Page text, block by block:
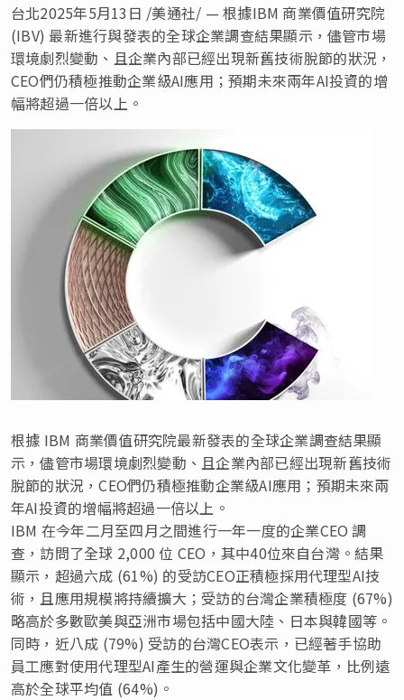
台北2025年5月13日 /美通社/ — 根據IBM 商業價值研究院
(IBV) 最新進行與發表的全球企業調查結果顯示，儘管市場
環境劇烈變動、且企業內部已經出現新舊技術脫節的狀況，
CEO們仍積極推動企業級AI應用；預期未來兩年AI投資的增
幅將超過一倍以上。
根據 IBM 商業價值研究院最新發表的全球企業調查結果顯
示，儘管市場環境劇烈變動、且企業內部已經出現新舊技術
脫節的狀況，CEO們仍積極推動企業級AI應用；預期未來兩
年AI投資的增幅將超過一倍以上。
IBM 在今年二月至四月之間進行一年一度的企業CEO 調
查，訪問了全球 2,000 位 CEO，其中40位來自台灣。結果
顯示，超過六成 (61%) 的受訪CEO正積極採用代理型AI技
術，且應用規模將持續擴大；受訪的台灣企業積極度 (67%)
略高於多數歐美與亞洲市場包括中國大陸、日本與韓國等。
同時，近八成 (79%) 受訪的台灣CEO表示，已經著手協助
員工應對使用代理型AI產生的營運與企業文化變革，比例遠
高於全球平均值 (64%)。